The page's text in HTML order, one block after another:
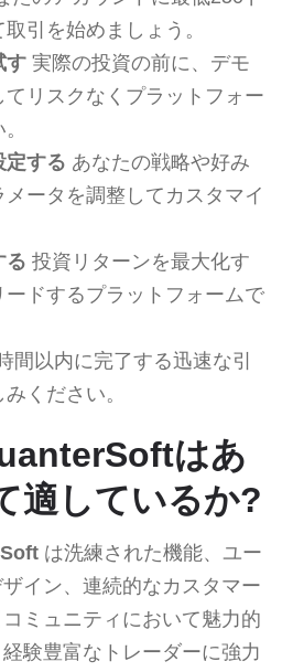
引を始めましょう。
す実際の投資の前に、デモ
リスクなくプラットフォー
定する あなたの戦略や好み
ータを調整してカスタマイ
る 投資リターンを最大化す
ードするプラットフォームで
間以内に完了する迅速な引
ください。
はあ
適しているか?
は洗練された機能、ユー
イン、連続的なカスタマー
ミュニティにおいて魅力的
験豊富なトレーダーに強力